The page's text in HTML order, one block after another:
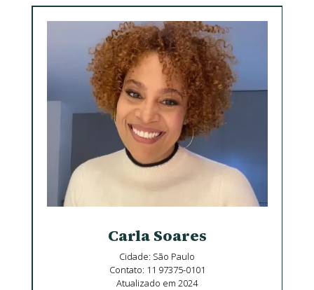
Carla Soares
Cidade: São Paulo
Contato: 11 97375-0101
Atualizado em 2024